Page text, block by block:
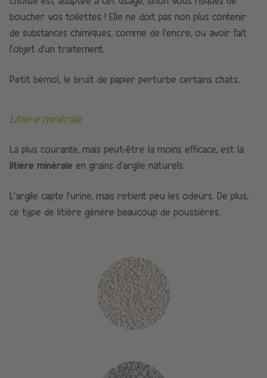
boucher vos toilettes ! Elle ne doit pas non plus contenir
de substances chimiques, comme de l’encre, ou avoir fait
l’objet d’un traitement.
Petit bémol, le bruit de papier perturbe certains chats.
Litière minérale
La plus courante, mais peut-être la moins efficace, est la
litière minérale en grains d’argile naturels.
L’argile capte l’urine, mais retient peu les odeurs. De plus,
ce type de litière génère beaucoup de poussières.